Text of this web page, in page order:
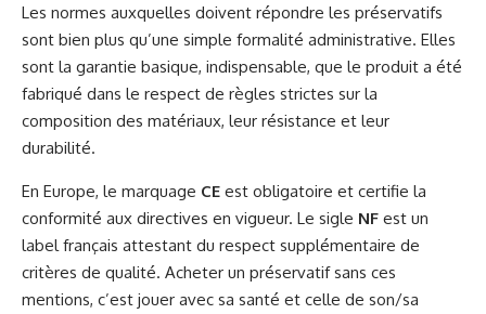
Les normes auxquelles doivent répondre les préservatifs
sont bien plus qu’une simple formalité administrative. Elles
sont la garantie basique, indispensable, que le produit a été
fabriqué dans le respect de règles strictes sur la
composition des matériaux, leur résistance et leur
durabilité.
En Europe, le marquage CE est obligatoire et certifie la
conformité aux directives en vigueur. Le sigle NF est un
label français attestant du respect supplémentaire de
critères de qualité. Acheter un préservatif sans ces
mentions, c’est jouer avec sa santé et celle de son/sa